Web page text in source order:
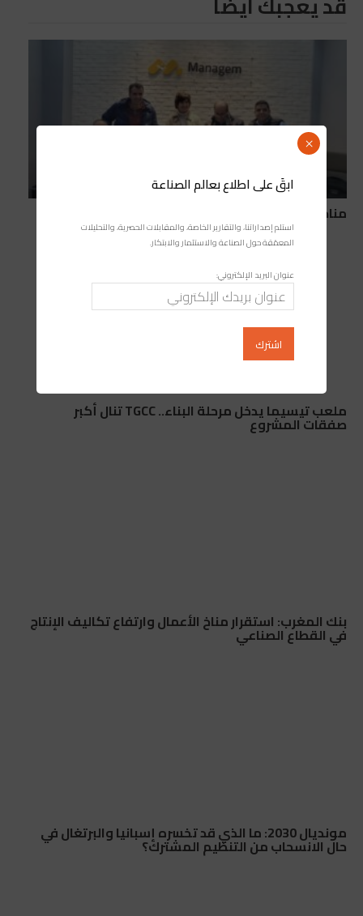
مناجم تطلق “Mana Energy” لتطوير الطاقة
ملعب تيسيما يدخل مرحلة البناء.. TGCC تنال أكبر
صفقات المشروع
بنك المغرب: استقرار مناخ الأعمال وارتفاع تكاليف الإنتاج
في القطاع الصناعي
مونديال 2030: ما الذي قد تخسره إسبانيا والبرتغال في
حال الانسحاب من التنظيم المشترك؟
ابقَ على اطلاع بعالم الصناعة
استلم إصداراتنا، والتقارير الخاصة، والمقابلات الحصرية، والتحليلات
المعمّقة حول الصناعة والاستثمار والابتكار.
عنوان البريد الإلكتروني:
×